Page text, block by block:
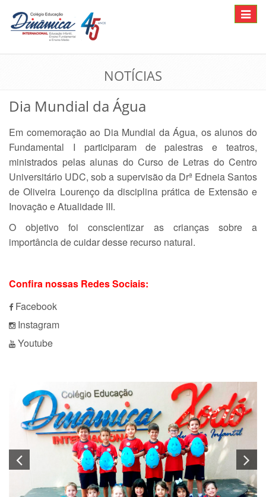
Toggle
NOTÍCIAS
Dia Mundial da Água
Em comemoração ao Dia Mundial da Água, os alunos do
Fundamental I participaram de palestras e teatros,
ministrados pelas alunas do Curso de Letras do Centro
Universitário UDC, sob a supervisão da Drª Edneia Santos
de Oliveira Lourenço da disciplina prática de Extensão e
Inovação e Atualidade III.
O objetivo foi conscientizar as crianças sobre a
importância de cuidar desse recurso natural.
Confira nossas Redes Sociais:
Facebook
Instagram
Youtube